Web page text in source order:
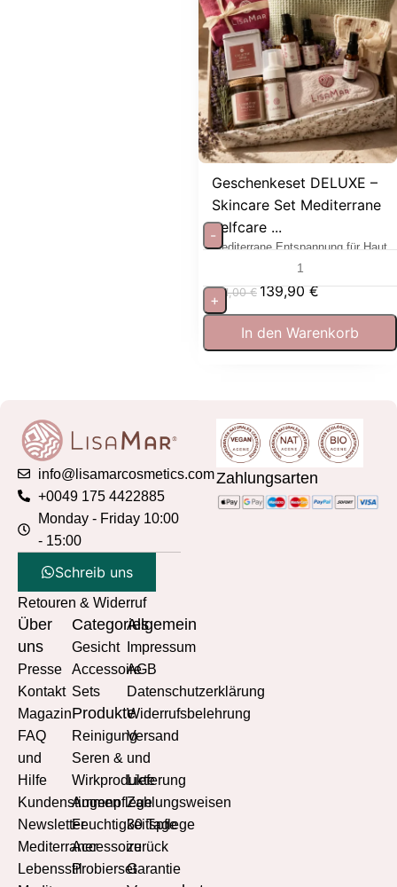
Geschenkeset DELUXE –
Skincare Set Mediterrane
Selfcare ...
Mediterrane Entspannung für Haut
181,00€ 139,90€
-
+
In den Warenkorb
info@lisamarcosmetics.com
+0049 175 4422885
Monday - Friday 10:00
- 15:00
Schreib uns
Retouren & Widerruf
Über
uns
Presse
Kontakt
Magazin
FAQ
und
Hilfe
Kundenstimmen
Newsletter
Mediterraner
Lebensstil
Categories
Gesicht
Accessoire
Sets
Produkte
Reinigung
Seren &
Wirkprodukte
Augenpflege
Feuchtigkeitspflege
Accessoire
Probierset
Allgemein
Impressum
AGB
Datenschutzerklärung
Widerrufsbelehrung
Versand
und
Lieferung
Zahlungsweisen
30 Tage
zurück
Garantie
Zahlungsarten